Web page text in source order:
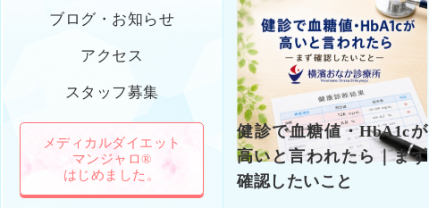
ブログ・お知らせ
アクセス
スタッフ募集
メディカルダイエット
マンジャロ®
はじめました。
健診で血糖値・HbA1cが
高いと言われたら｜まず
確認したいこと